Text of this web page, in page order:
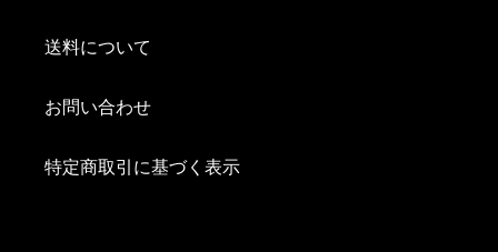
送料について
お問い合わせ
特定商取引に基づく表示